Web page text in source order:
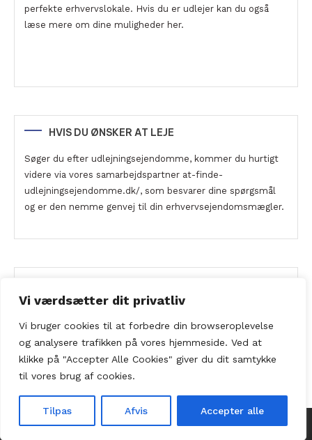
Vi værdsætter dit privatliv
Vi bruger cookies til at forbedre din browseroplevelse
og analysere trafikken på vores hjemmeside. Ved at
klikke på "Accepter Alle Cookies" giver du dit samtykke
til vores brug af cookies.
Tilpas Afvis Accepter alle
perfekte erhvervslokale. Hvis du er udlejer kan du også
læse mere om dine muligheder her.
HVIS DU ØNSKER AT LEJE
Søger du efter udlejningsejendomme, kommer du hurtigt
videre via vores samarbejdspartner at-finde-
udlejningsejendomme.dk/, som besvarer dine spørgsmål
og er den nemme genvej til din erhvervsejendomsmægler.
Ewaldsgade 7, 3. DK-2200 København N
Tlf. +45 7020 0814 | info@erhvervsejendomsmægler.dk
Theme: Color Magazine byMystery Themes.